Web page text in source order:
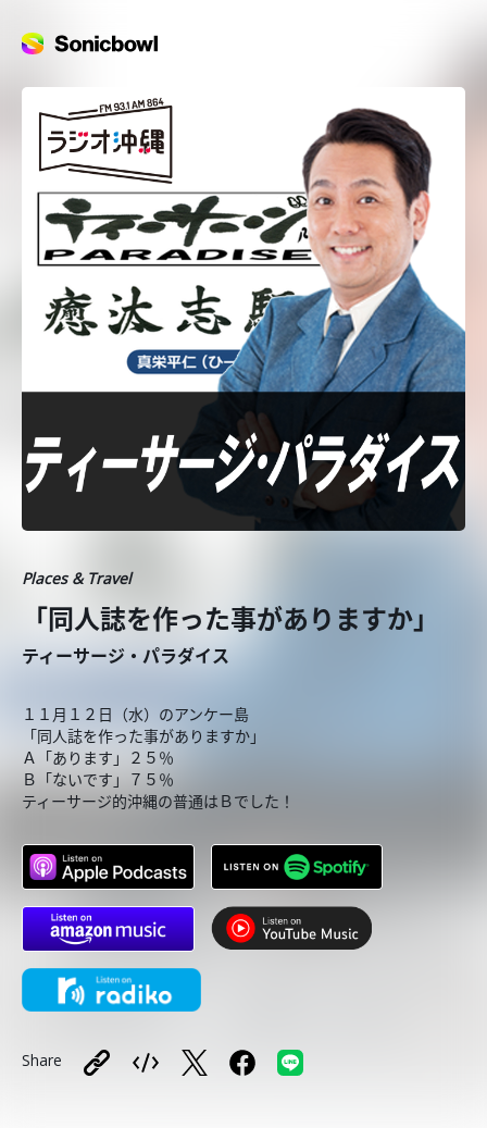
Places & Travel
「同人誌を作った事がありますか」
ティーサージ・パラダイス
１１月１２日（水）のアンケー島
「同人誌を作った事がありますか」
Ａ「あります」２５％
Ｂ「ないです」７５％
ティーサージ的沖縄の普通はＢでした！
Share